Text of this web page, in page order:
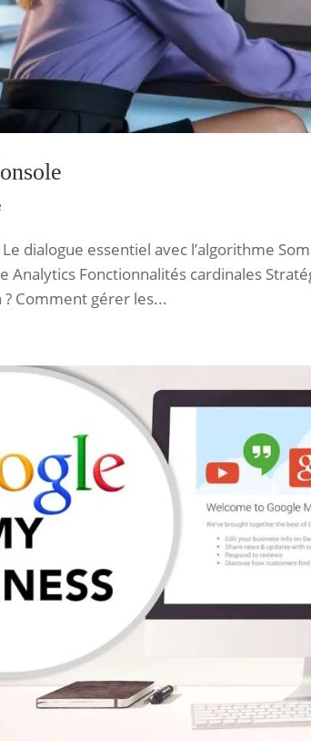
dialogue essentiel avec l’algorithme
Analytics Fonctionnalités cardinales
Comment gérer les...